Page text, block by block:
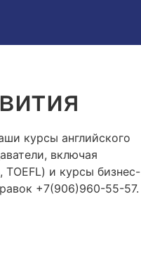
курсы английского
включая
и курсы бизнес-
+7(906)960-55-57.